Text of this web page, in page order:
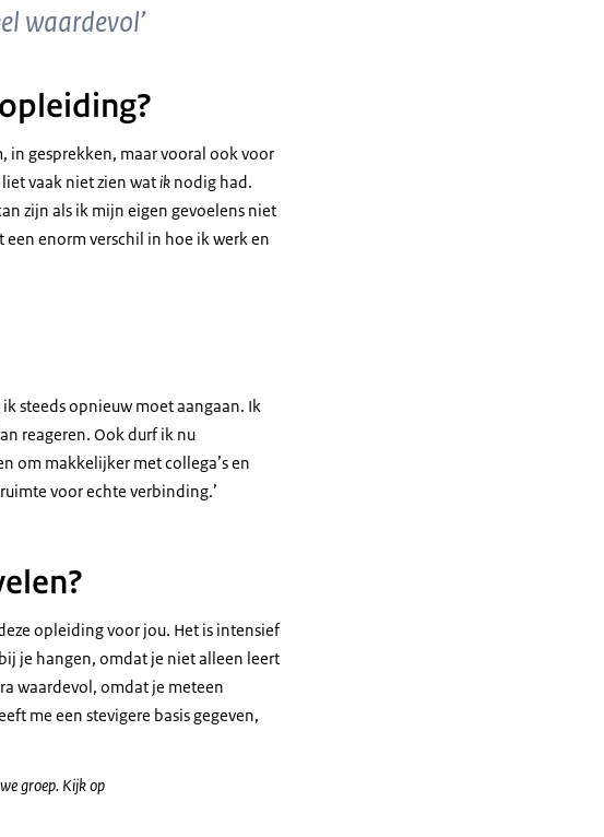
waardevol’
in gesprekken, maar vooral ook voor
vaak niet zien watik nodig had.
zijn als ik mijn eigen gevoelens niet
enorm verschil in hoe ik werk en
steeds opnieuw moet aangaan. Ik
reageren. Ook durf ik nu
om makkelijker met collega’s en
voor echte verbinding.’
opleiding voor jou. Het is intensief
je hangen, omdat je niet alleen leert
waardevol, omdat je meteen
me een stevigere basis gegeven,
groep. Kijk op